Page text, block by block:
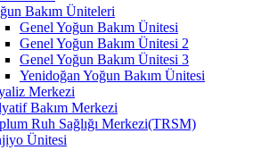
Bakım Üniteleri
Genel Yoğun Bakım Ünitesi
Genel Yoğun Bakım Ünitesi 2
Genel Yoğun Bakım Ünitesi 3
Yenidoğan Yoğun Bakım Ünitesi
Merkezi
Bakım Merkezi
Ruh Sağlığı Merkezi(TRSM)
Ünitesi